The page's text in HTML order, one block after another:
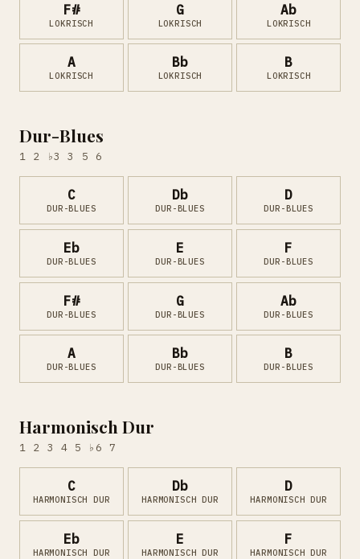
F#
LOKRISCH
G
LOKRISCH
Ab
LOKRISCH
A
LOKRISCH
Bb
LOKRISCH
B
LOKRISCH
Dur-Blues
1 2 ♭3 3 5 6
C
DUR-BLUES
Db
DUR-BLUES
D
DUR-BLUES
Eb
DUR-BLUES
E
DUR-BLUES
F
DUR-BLUES
F#
DUR-BLUES
G
DUR-BLUES
Ab
DUR-BLUES
A
DUR-BLUES
Bb
DUR-BLUES
B
DUR-BLUES
Harmonisch Dur
1 2 3 4 5 ♭6 7
C
HARMONISCH DUR
Db
HARMONISCH DUR
D
HARMONISCH DUR
Eb
HARMONISCH DUR
E
HARMONISCH DUR
F
HARMONISCH DUR